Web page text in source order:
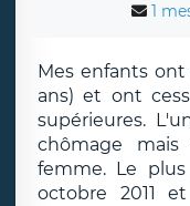
1
Mes enfants
ans) et ont
supérieures.
chômage
femme. Le
octobre 2011